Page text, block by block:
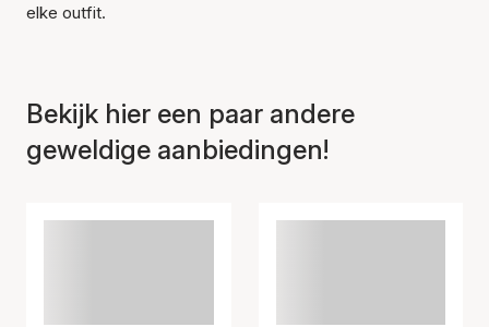
elke outfit.
Bekijk hier een paar andere
geweldige aanbiedingen!